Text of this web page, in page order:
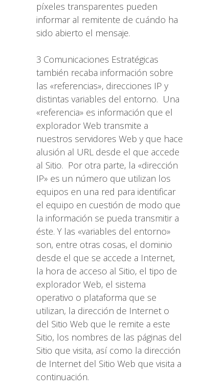
píxeles transparentes pueden
informar al remitente de cuándo ha
sido abierto el mensaje.
3 Comunicaciones Estratégicas
también recaba información sobre
las «referencias», direcciones IP y
distintas variables del entorno. Una
«referencia» es información que el
explorador Web transmite a
nuestros servidores Web y que hace
alusión al URL desde el que accede
al Sitio. Por otra parte, la «dirección
IP» es un número que utilizan los
equipos en una red para identificar
el equipo en cuestión de modo que
la información se pueda transmitir a
éste. Y las «variables del entorno»
son, entre otras cosas, el dominio
desde el que se accede a Internet,
la hora de acceso al Sitio, el tipo de
explorador Web, el sistema
operativo o plataforma que se
utilizan, la dirección de Internet o
del Sitio Web que le remite a este
Sitio, los nombres de las páginas del
Sitio que visita, así como la dirección
de Internet del Sitio Web que visita a
continuación.